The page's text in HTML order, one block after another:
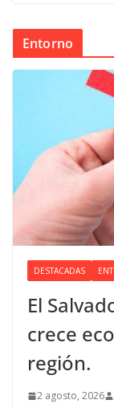
Entorno
DESTACADAS
El
crece
región.
2 agosto, 2026